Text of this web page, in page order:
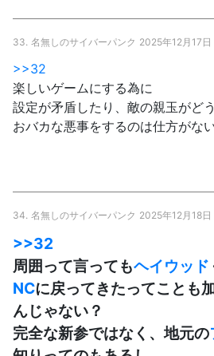
33. 名無しのサイバーパンク 2025年12月17日
>>32
楽しいゲームにする為に
設定が矛盾したり、敵の親玉がど
おバカな悪事をするのは仕方がな
34. 名無しのサイバーパンク 2025年12月18
>>32
周囲って言ってもヘイウッド
NCに戻ってきたってことも
んじゃない？
完全な新参ではなく、地元の